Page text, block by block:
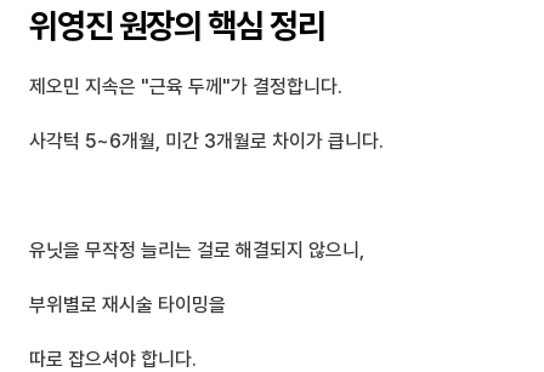
위영진 원장의 핵심 정리
제오민 지속은 "근육 두께"가 결정합니다.
사각턱 5~6개월, 미간 3개월로 차이가 큽니다.
유닛을 무작정 늘리는 걸로 해결되지 않으니,
부위별로 재시술 타이밍을
따로 잡으셔야 합니다.